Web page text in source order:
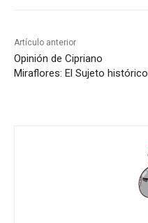
Artículo anterior
Opinión de Cipriano
Miraflores: El Sujeto histórico